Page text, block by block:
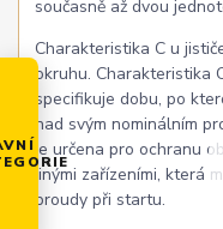
současně až dvou
Charakteristika C u
okruhu. Charakteristika
specifikuje dobu, po
nad svým nominálním
je určena pro ochranu
jinými zařízeními, která
proudy při startu.